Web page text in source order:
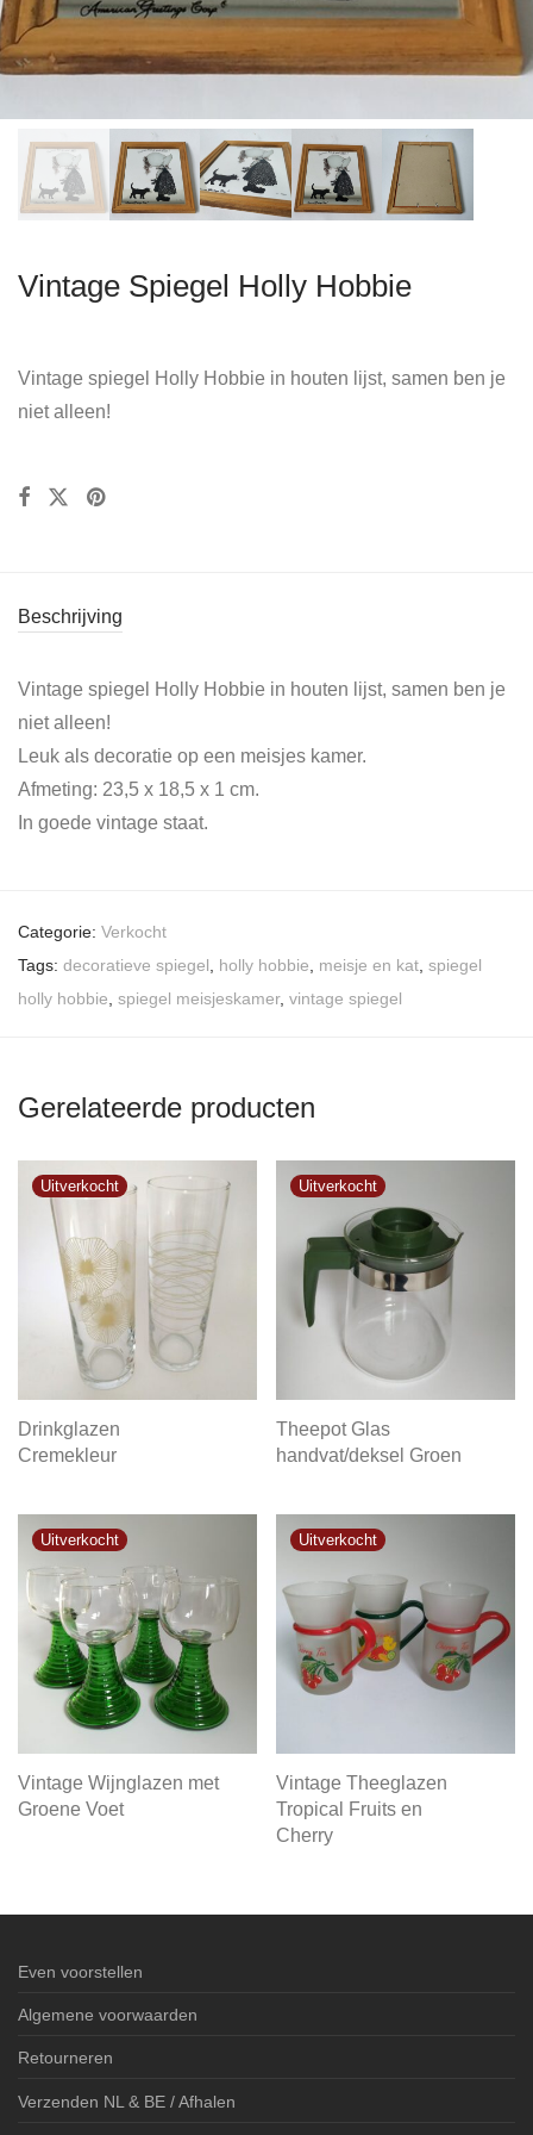
Vintage Spiegel Holly Hobbie
Vintage spiegel Holly Hobbie in houten lijst, samen ben je
niet alleen!
Beschrijving
Vintage spiegel Holly Hobbie in houten lijst, samen ben je
niet alleen!
Leuk als decoratie op een meisjes kamer.
Afmeting: 23,5 x 18,5 x 1 cm.
In goede vintage staat.
Categorie: Verkocht
Tags: decoratieve spiegel holly hobbie meisje en kat spiegel
holly hobbie spiegel meisjeskamer, vintage spiegel
Gerelateerde producten
Drinkglazen
Cremekleur
Theepot Glas
handvat/deksel Groen
Vintage Wijnglazen met
Groene Voet
Vintage Theeglazen
Tropical Fruits en
Cherry
Even voorstellen
Algemene voorwaarden
Retourneren
Verzenden NL & BE / Afhalen